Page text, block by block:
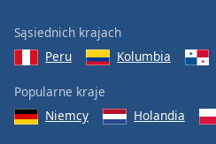
Sąsiednich krajach
Peru
Kolumbia
Popularne kraje
Niemcy
Holandia